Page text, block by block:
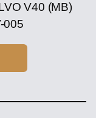
V40 (MB)
005